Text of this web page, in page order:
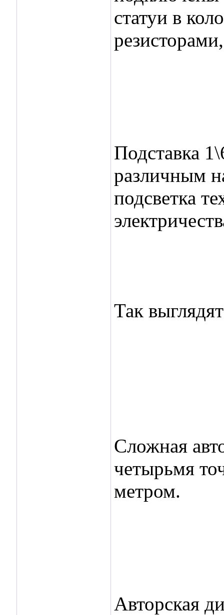
статуи в
Подставка
различным
подсветка
Так
Сложная
четырьмя
метром.
Авторская